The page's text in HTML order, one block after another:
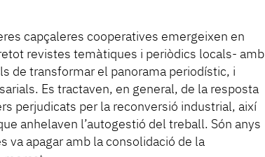
capçaleres cooperatives emergeixen en
revistes temàtiques i periòdics locals- amb
de transformar el panorama periodístic, i
Es tractaven, en general, de la resposta
perjudicats per la reconversió industrial, així
anhelaven l’autogestió del treball. Són anys
va apagar amb la consolidació de la